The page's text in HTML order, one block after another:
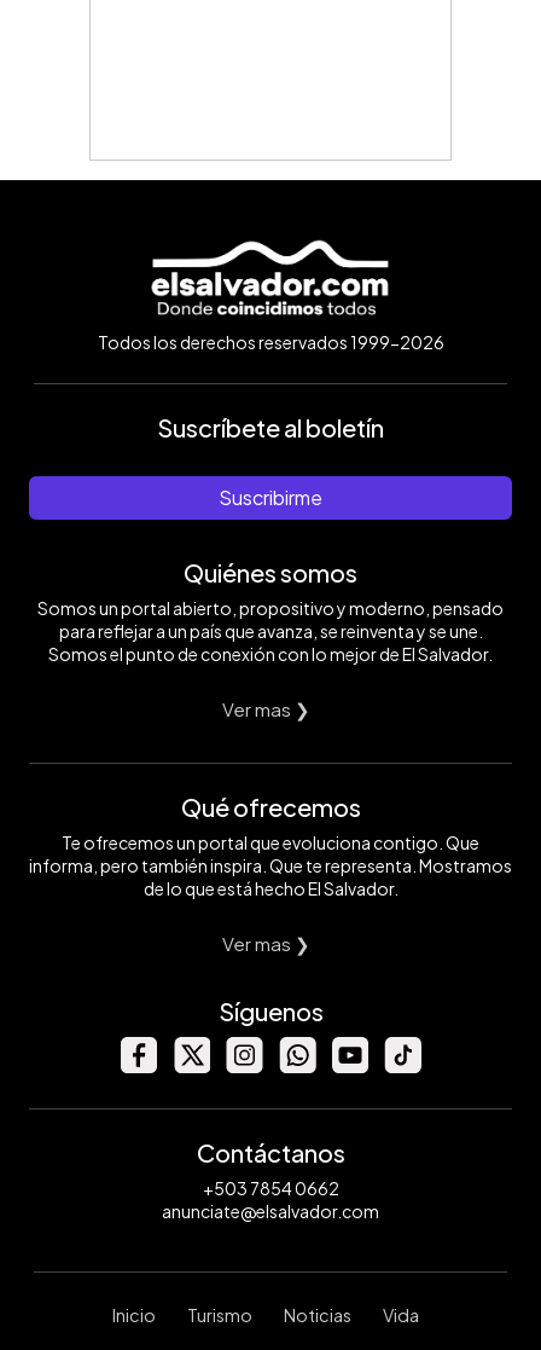
Todos los derechos reservados 1999-2026
Suscríbete al boletín
Suscribirme
Quiénes somos
Somos un portal abierto, propositivo y moderno, pensado
para reflejar a un país que avanza, se reinventa y se une.
Somos el punto de conexión con lo mejor de El Salvador.
Ver mas ❯
Qué ofrecemos
Te ofrecemos un portal que evoluciona contigo. Que
informa, pero también inspira. Que te representa. Mostramos
de lo que está hecho El Salvador.
Ver mas ❯
Síguenos
Contáctanos
+503 7854 0662
anunciate@elsalvador.com
Inicio Turismo Noticias Vida